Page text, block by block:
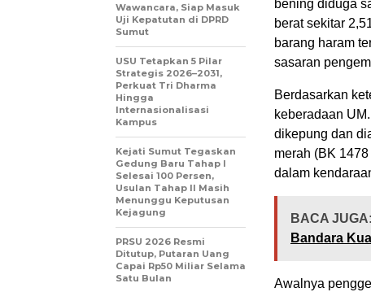
bening diduga
berat sekitar
barang haram
sasaran
Berdasarkan
keberadaan
dikepung dan
merah (BK
dalam
BACA JUGA:
Bandara
Awalnya
Wawancara, Siap Masuk
Uji Kepatutan di DPRD
Sumut
USU Tetapkan 5 Pilar
Strategis 2026–2031,
Perkuat Tri Dharma
Hingga
Internasionalisasi
Kampus
Kejati Sumut Tegaskan
Gedung Baru Tahap I
Selesai 100 Persen,
Usulan Tahap II Masih
Menunggu Keputusan
Kejagung
PRSU 2026 Resmi
Ditutup, Putaran Uang
Capai Rp50 Miliar Selama
Satu Bulan